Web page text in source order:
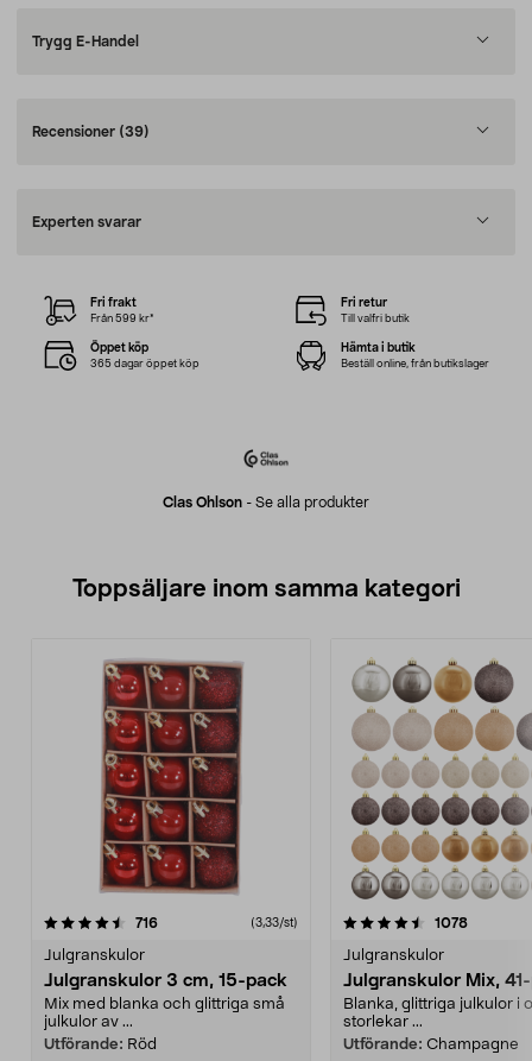
Trygg E-Handel
Recensioner (39)
Experten svarar
Clas Ohlson - Se alla produkter
Fri frakt
Från 599 kr*
Fri retur
Till valfri butik
Öppet köp
365 dagar öppet köp
Hämta i butik
Beställ online, från butikslager
Toppsäljare inom samma kategori
716recensioner (3,33/st)
Julgranskulor
Julgranskulor 3 cm, 15-pack
Mix med blanka och glittriga små
julkulor av ...
Utförande: Röd
4.5 av 5 stjärnor 1078
Julgranskulor
Julgranskulor Mix,
Blanka, glittriga julkulor i
storlekar ...
Utförande: Champagne
4.5 av 5 stjärnor